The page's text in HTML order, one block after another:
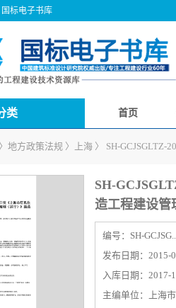
国标电子书库
类 首页
〉 地方政策法规 〉 上海 〉 SH-GCJSGLTZ-
SH-
造工程建设管
编号： SH-
发布日期：2015-
入库日期：2017-
主编单位：上海